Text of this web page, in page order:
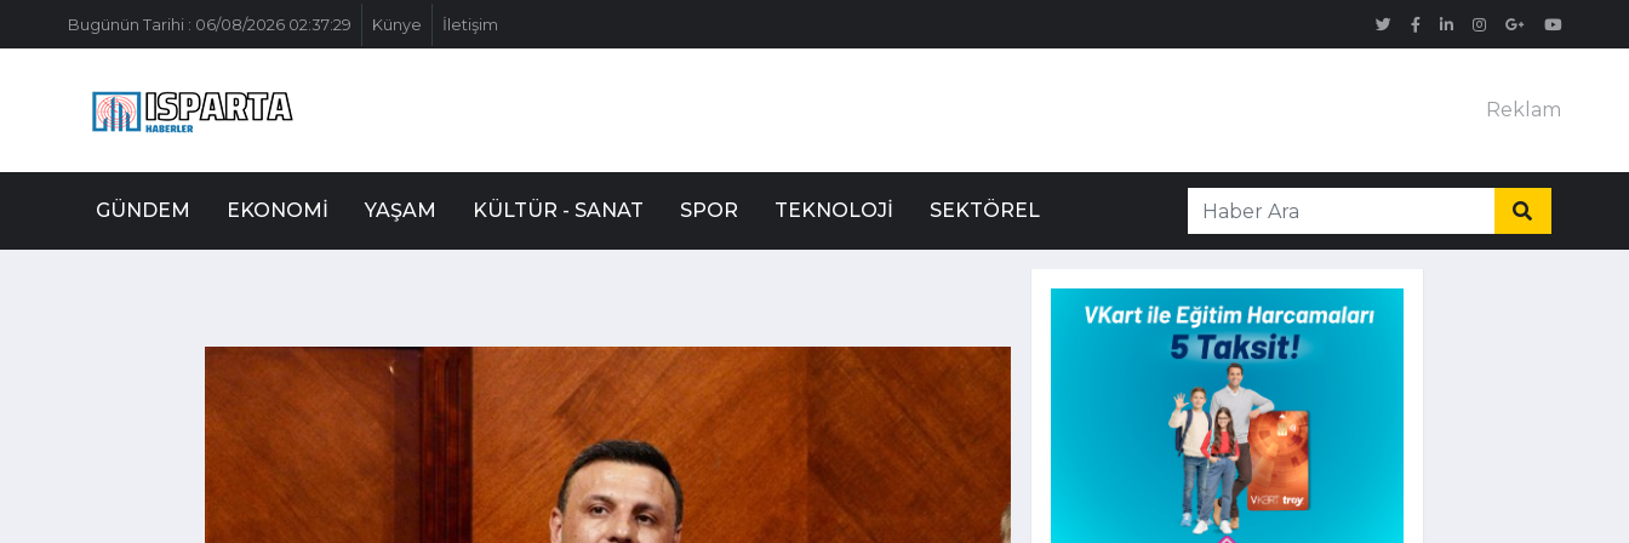
Bugünün Tarihi : 06/08/2026 02:37:29 Künye İletişim
Reklam
GÜNDEM EKONOMI YAŞAM KÜLTÜR - SANAT SPOR TEKNOLOJI SEKTÖREL